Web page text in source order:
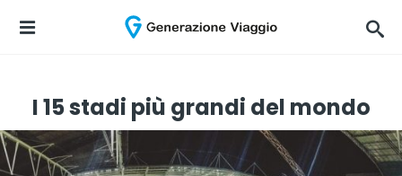
I 15 stadi più grandi del mondo